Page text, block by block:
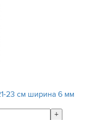
23 см ширина 6 мм
+